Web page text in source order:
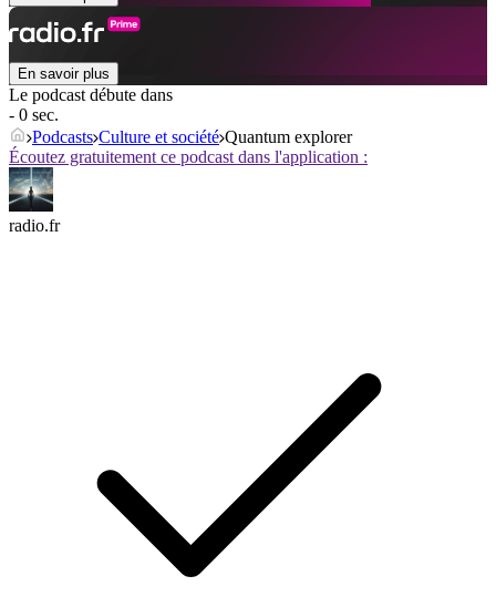
En savoir plus
Le podcast débute dans
- 0 sec.
Podcasts Culture et société Quantum explorer
Écoutez gratuitement ce podcast dans l'application :
radio.fr